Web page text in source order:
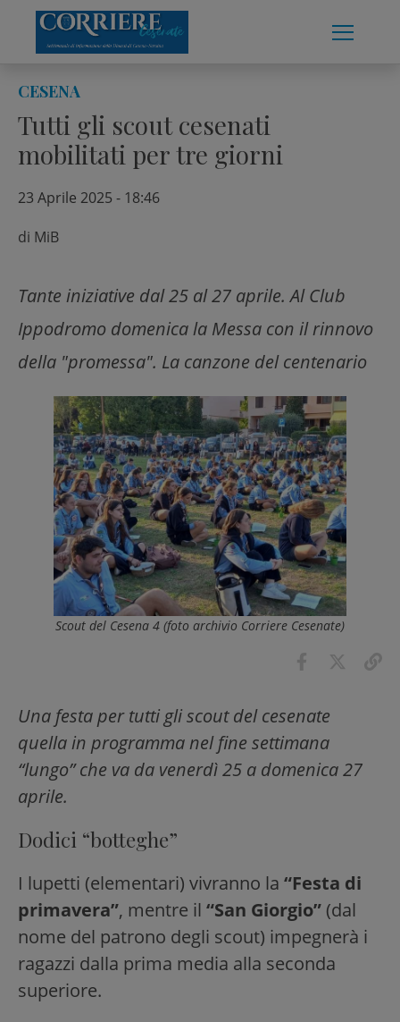
content
CESENA
Tutti gli scout cesenati
mobilitati per tre giorni
23 Aprile 2025 - 18:46
di MiB
Tante iniziative dal 25 al 27 aprile. Al Club
Ippodromo domenica la Messa con il rinnovo
della "promessa". La canzone del centenario
Scout del Cesena 4 (foto archivio Corriere Cesenate)
Una festa per tutti gli scout del cesenate
quella in programma nel fine settimana
“lungo” che va da venerdì 25 a domenica 27
aprile.
Dodici “botteghe”
I lupetti (elementari) vivranno la “Festa di
primavera”, mentre il “San Giorgio” (dal
nome del patrono degli scout) impegnerà i
ragazzi dalla prima media alla seconda
superiore.